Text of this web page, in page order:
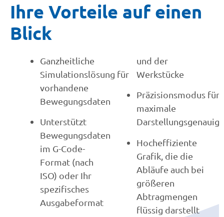
Ihre Vorteile auf einen
Blick
Ganzheitliche
Simulationslösung für
vorhandene
Bewegungsdaten
Unterstützt
Bewegungsdaten
im G-Code-
Format (nach
ISO) oder Ihr
spezifisches
Ausgabeformat
und der
Werkstücke
Präzisionsmodus für
maximale
Hocheffiziente
Grafik, die die
Abläufe auch bei
größeren
Abtragmengen
flüssig darstellt